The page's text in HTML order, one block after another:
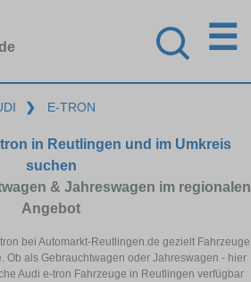
☰
❯ E-TRON
in Reutlingen und im Umkreis
suchen
& Jahreswagen im regionalen
Angebot
bei Automarkt-Reutlingen.de gezielt Fahrzeuge
Ob als Gebrauchtwagen oder Jahreswagen - hier
Audi e-tron Fahrzeuge in Reutlingen verfügbar